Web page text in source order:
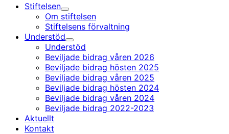
Stiftelsen
Undermeny
Om stiftelsen
Stiftelsens förvaltning
Understöd
Undermeny
Understöd
Beviljade bidrag våren 2026
Beviljade bidrag hösten 2025
Beviljade bidrag våren 2025
Beviljade bidrag hösten 2024
Beviljade bidrag våren 2024
Beviljade bidrag 2022-2023
Aktuellt
Kontakt